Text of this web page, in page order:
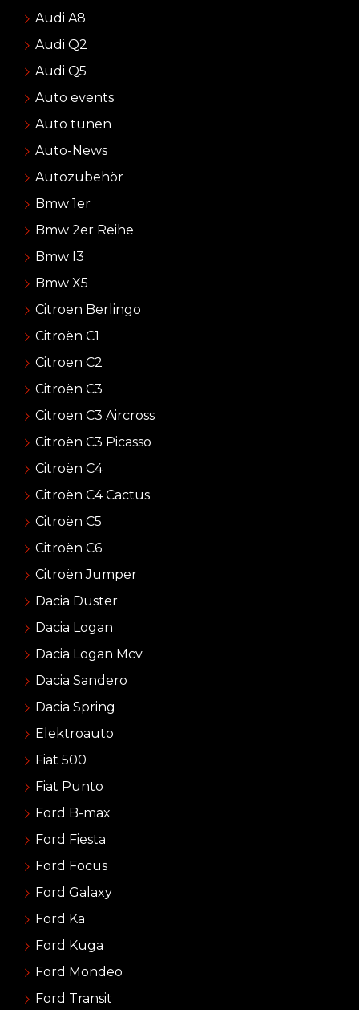
Audi A8
Audi Q2
Audi Q5
Auto events
Auto tunen
Auto-News
Autozubehör
Bmw 1er
Bmw 2er Reihe
Bmw I3
Bmw X5
Citroen Berlingo
Citroën C1
Citroen C2
Citroën C3
Citroen C3 Aircross
Citroën C3 Picasso
Citroën C4
Citroën C4 Cactus
Citroën C5
Citroën C6
Citroën Jumper
Dacia Duster
Dacia Logan
Dacia Logan Mcv
Dacia Sandero
Dacia Spring
Elektroauto
Fiat 500
Fiat Punto
Ford B-max
Ford Fiesta
Ford Focus
Ford Galaxy
Ford Ka
Ford Kuga
Ford Mondeo
Ford Transit